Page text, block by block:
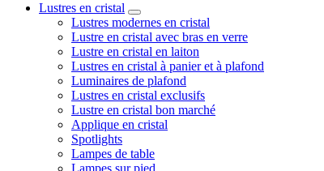
Lustres en cristal
Lustres modernes en cristal
Lustre en cristal avec bras en verre
Lustre en cristal en laiton
Lustres en cristal à panier et à plafond
Luminaires de plafond
Lustres en cristal exclusifs
Lustre en cristal bon marché
Applique en cristal
Spotlights
Lampes de table